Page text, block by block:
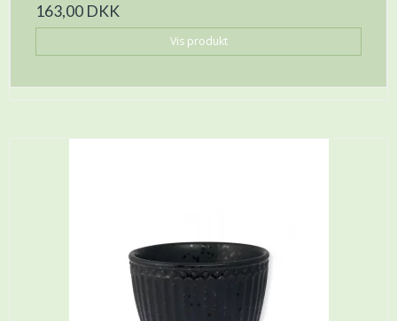
163,00 DKK
Vis produkt